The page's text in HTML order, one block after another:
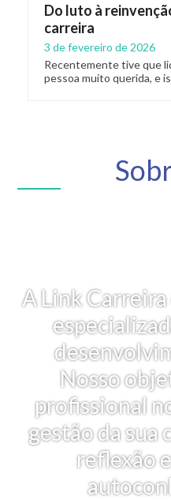
Do luto à
carreira
3 de fevereiro de 2026
Recentemente tive que
pessoa muito querida, e
A Link
Nosso
profissional
gestão da sua
reflexão